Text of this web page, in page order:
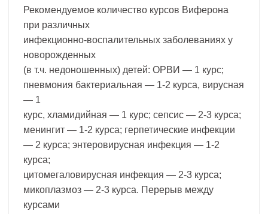
Рекомендуемое количество курсов Виферона
при различных
инфекционно-воспалительных заболеваниях у
новорожденных
(в т.ч. недоношенных) детей: ОРВИ — 1 курс;
пневмония бактериальная — 1-2 курса, вирусная
— 1
курс, хламидийная — 1 курс; сепсис — 2-3 курса;
менингит — 1-2 курса; герпетические инфекции
— 2 курса; энтеровирусная инфекция — 1-2
курса;
цитомегаловирусная инфекция — 2-3 курса;
микоплазмоз — 2-3 курса. Перерыв между
курсами